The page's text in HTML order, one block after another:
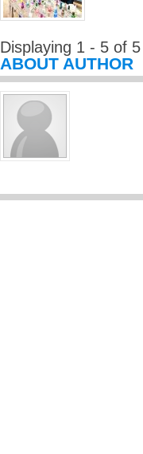
Displaying 1 - 5 of 5
ABOUT AUTHOR